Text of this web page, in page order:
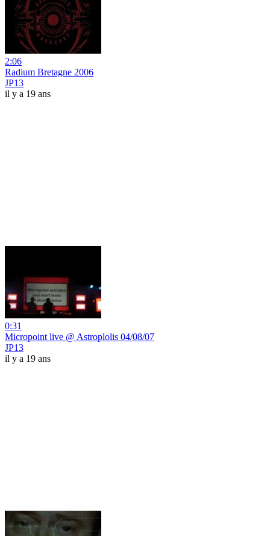
2:06
Radium Bretagne 2006
JP13
il y a 19 ans
0:31
Micropoint live @ Astroplolis 04/08/07
JP13
il y a 19 ans